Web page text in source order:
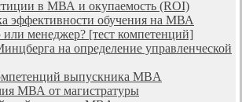
в МВА и окупаемость (ROI)
эффективности обучения на МВА
менеджер? [тест компетенций]
на определение управленческой
выпускника MBA
МВА от магистратуры